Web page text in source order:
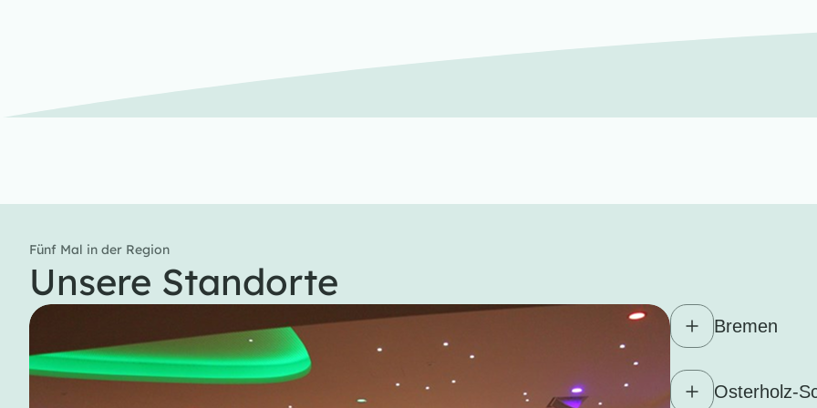
Fünf Mal in der Region
Unsere Standorte
Bremen
Osterholz-